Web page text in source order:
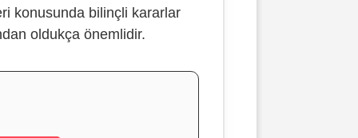
konusunda bilinçli kararlar
oldukça önemlidir.